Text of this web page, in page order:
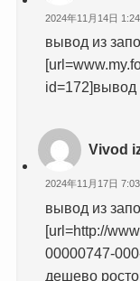
2024年11月14日
вывод из
id=172]вывод
Vivod
2024年11月17日
вывод из
[url=http://
00000747-
дешево